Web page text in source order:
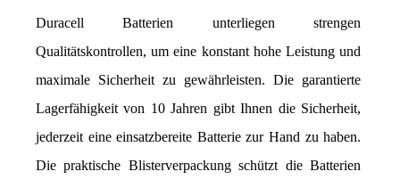
Duracell Batterien unterliegen strengen
Qualitätskontrollen, um eine konstant hohe Leistung und
maximale Sicherheit zu gewährleisten. Die garantierte
Lagerfähigkeit von 10 Jahren gibt Ihnen die Sicherheit,
jederzeit eine einsatzbereite Batterie zur Hand zu haben.
Die praktische Blisterverpackung schützt die Batterien